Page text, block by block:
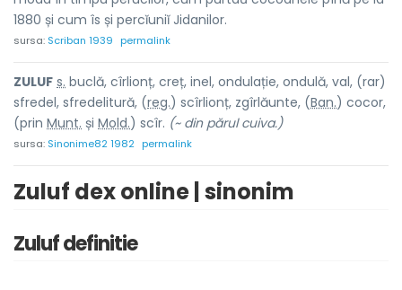
1880 și cum îs și percĭuniĭ Jidanilor.
sursa: Scriban 1939 permalink
ZULUF s. buclă, cîrlionț, creț, inel, ondulație, ondulă, val, (rar)
sfredel, sfredelitură, (reg.) scîrlionț, zgîrlăunte, (Ban.) cocor,
(prin Munt. și Mold.) scîr. (~ din părul cuiva.)
sursa: Sinonime82 1982 permalink
Zuluf dex online | sinonim
Zuluf definitie